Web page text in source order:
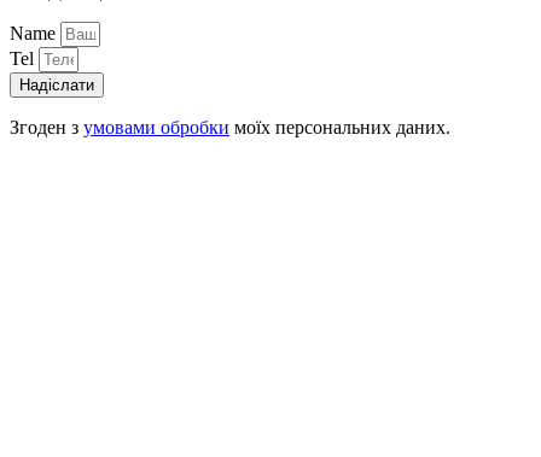
Name
Tel
Надіслати
Згоден з умовами обробки моїх персональних даних.